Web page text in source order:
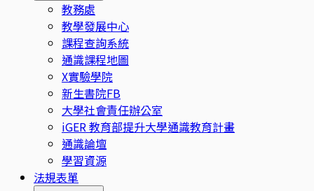
教務處
教學發展中心
課程查詢系統
通識課程地圖
X實驗學院
新生書院FB
大學社會責任辦公室
iGER 教育部提升大學通識教育計畫
通識論壇
學習資源
法規表單